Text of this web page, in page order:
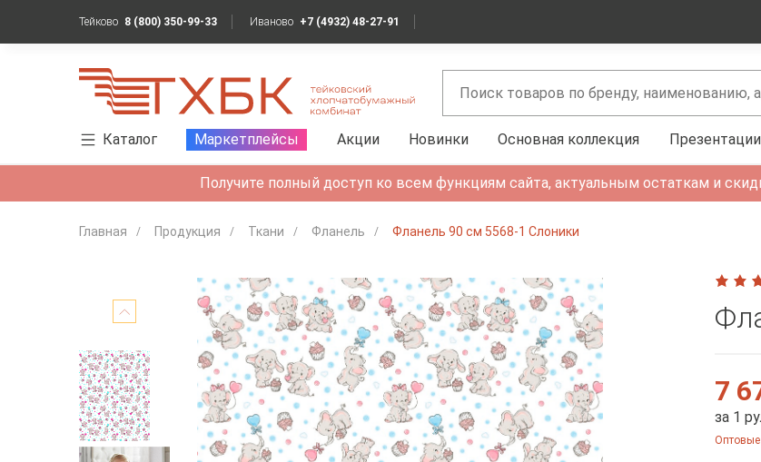
Тейково 8 (800) 350-99-33 Иваново +7 (4932) 48-27-91
Каталог Маркетплейсы Акции Новинки Основная коллекция Презентации
Получите полный доступ ко всем функциям сайта, актуальным остаткам и
Главная Продукция Ткани Фланель Фланель 90 см 5568-1 Слоники
7
за 1
Оптовые